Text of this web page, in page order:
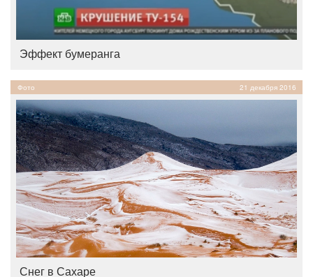
Эффект бумеранга
Фото 21 декабря 2016
Снег в Сахаре